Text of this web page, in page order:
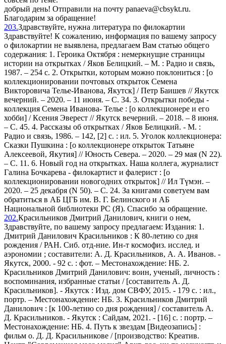
добрый день! Отправили на почту panaeva@cbsykt.ru.
Благодарим за обращение!
203.Здравствуйте, нужна литература по филокартии
Здравствуйте! К сожалению, информация по вашему запросу
о филокартии не выявлена, предлагаем Вам статью общего
содержания: 1. Героика Октября : немеркнущие страницы
истории на открытках / Яков Белицкий. – М. : Радио и связь,
1987. – 254 с. 2. Открытки, которым можно поклониться : [о
коллекционировании почтовых открыток Семена
Викторовича Телье-Иванова, Якутск] / Петр Баишев // Якутск
вечерний. – 2020. – 11 июня. – С. 34. 3. Открытки победы -
коллекция Семена Иванова- Телье : [о коллекционере и его
хобби] / Ксения Эверест // Якутск вечерний. – 2018. – 8 июня.
– С. 45. 4. Рассказы об открытках / Яков Белицкий. - М. :
Радио и связь, 1986. – 142, [2] с. : ил. 5. Уголок коллекционера:
Сказки Пушкина : [о коллекционере открыток Татьяне
Алексеевой, Якутия] // Юность Севера. – 2020. – 29 мая (N 22).
– С. 11. 6. Новый год на открытках. Наша коллега, журналист
Галина Бочкарева - филокартист и фалерист : [о
коллекционировании новогодних открыток] // Ил Түмэн. –
2020. – 25 декабря (N 50). – С. 24. За книгами советуем вам
обратиться в АБ ЦГБ им. В. Г. Белинского и АБ
Национальной библиотеки РС (Я). Спасибо за обращение.
202.Красильников Дмитрий Данилович, книги о нем,
Здравствуйте, по вашему запросу предлагаем: Издания: 1.
Дмитрий Данилович Красильников : К 80-летию со дня
рождения / РАН. Сиб. отд-ние. Ин-т космофиз. исслед. и
аэрономии ; составители: А. Д. Красильников, А. А. Иванов. -
Якутск, 2000. - 92 с. : фот. – Местонахождение: НБ. 2.
Красильников Дмитрий Данилович: воин, ученый, личность :
воспоминания, избранные статьи / [составитель А. Д.
Красильников]. - Якутск : Изд. дом СВФУ, 2015. - 179 с. : ил.,
портр. – Местонахождение: НБ. 3. Красильников Дмитрий
Данилович : [к 100-летию со дня рождения] / составитель А.
Д. Красильников. - Якутск : Сайдам, 2021. - [16] с. : портр. –
Местонахождение: НБ. 4. Путь к звездам [Видеозапись] :
фильм о. Д. Д. Красильникове / [производство: Креатив.